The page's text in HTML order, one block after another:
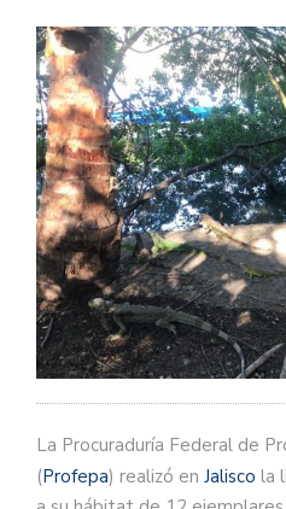
La Procuraduría Federal de
(Profepa) realizó en Jalisco la